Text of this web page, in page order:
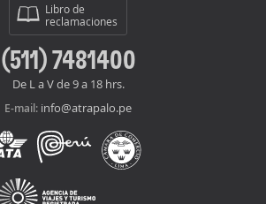
Libro de
reclamaciones
(511) 7481400
De L a V de 9 a 18 hrs.
E-mail: info@atrapalo.pe